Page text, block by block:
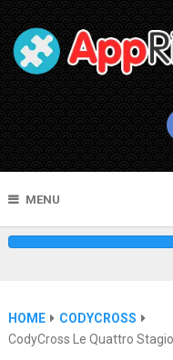
MENU
HOME
CODYCROSS
CodyCross Le Quattro